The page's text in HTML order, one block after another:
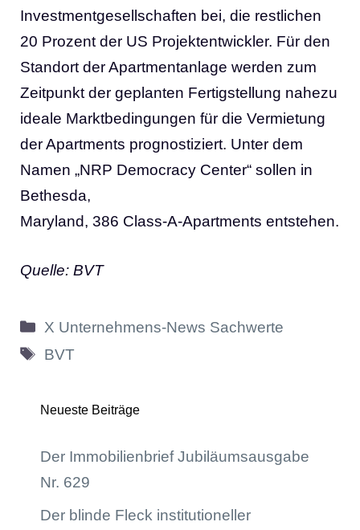
Investmentgesellschaften bei, die restlichen
20 Prozent der US Projektentwickler. Für den
Standort der Apartmentanlage werden zum
Zeitpunkt der geplanten Fertigstellung nahezu
ideale Marktbedingungen für die Vermietung
der Apartments prognostiziert. Unter dem
Namen „NRP Democracy Center“ sollen in
Bethesda,
Maryland, 386 Class-A-Apartments entstehen.
Quelle: BVT
Kategorien
X Unternehmens-News Sachwerte
Schlagwörter
BVT
Neueste Beiträge
Der Immobilienbrief Jubiläumsausgabe
Nr. 629
Der blinde Fleck institutioneller